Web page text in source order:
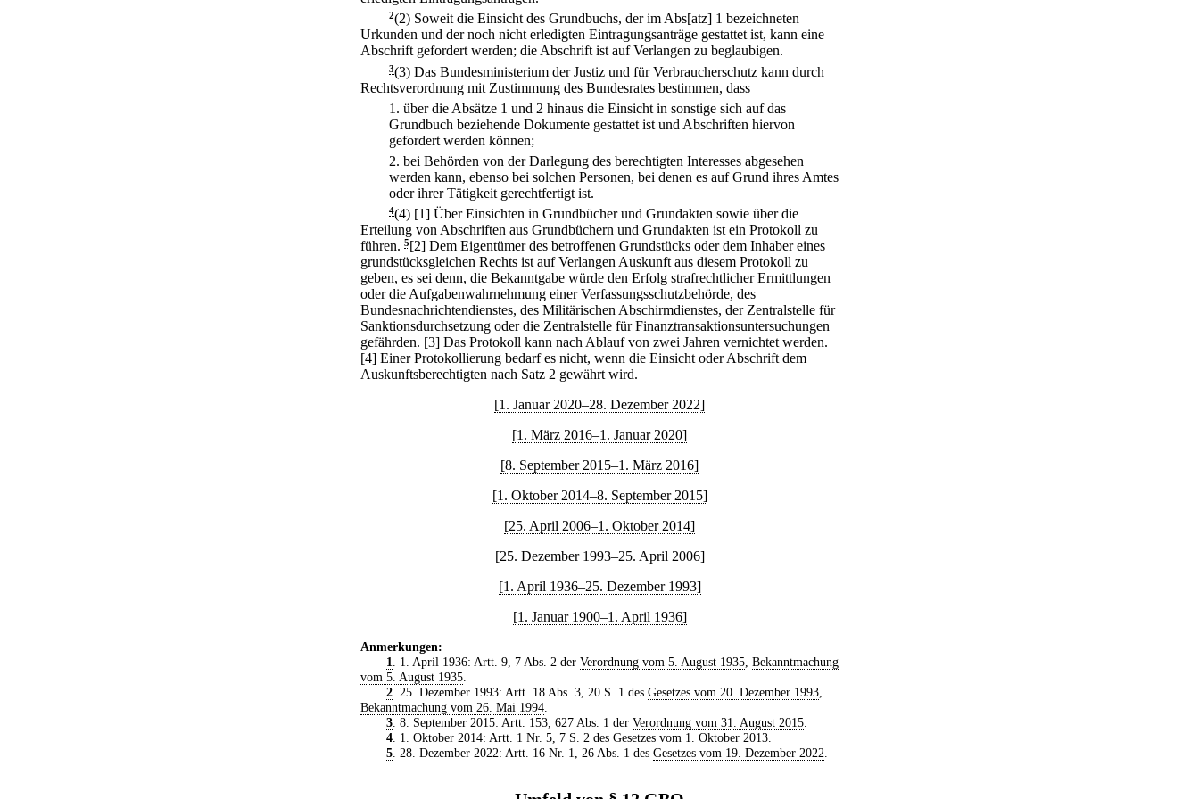
2(2) Soweit die Einsicht des Grundbuchs, der im Abs[atz] 1 bezeichneten
Urkunden und der noch nicht erledigten Eintragungsanträge gestattet ist, kann eine
Abschrift gefordert werden; die Abschrift ist auf Verlangen zu beglaubigen.
3(3) Das Bundesministerium der Justiz und für Verbraucherschutz kann durch
Rechtsverordnung mit Zustimmung des Bundesrates bestimmen, dass
1. über die Absätze 1 und 2 hinaus die Einsicht in sonstige sich auf das
Grundbuch beziehende Dokumente gestattet ist und Abschriften hiervon
gefordert werden können;
2. bei Behörden von der Darlegung des berechtigten Interesses abgesehen
werden kann, ebenso bei solchen Personen, bei denen es auf Grund ihres Amtes
oder ihrer Tätigkeit gerechtfertigt ist.
4(4) [1] Über Einsichten in Grundbücher und Grundakten sowie über die
Erteilung von Abschriften aus Grundbüchern und Grundakten ist ein Protokoll zu
führen. 5[2] Dem Eigentümer des betroffenen Grundstücks oder dem Inhaber eines
grundstücksgleichen Rechts ist auf Verlangen Auskunft aus diesem Protokoll zu
geben, es sei denn, die Bekanntgabe würde den Erfolg strafrechtlicher Ermittlungen
oder die Aufgabenwahrnehmung einer Verfassungsschutzbehörde, des
Bundesnachrichtendienstes, des Militärischen Abschirmdienstes, der Zentralstelle für
Sanktionsdurchsetzung oder die Zentralstelle für Finanztransaktionsuntersuchungen
gefährden. [3] Das Protokoll kann nach Ablauf von zwei Jahren vernichtet werden.
[4] Einer Protokollierung bedarf es nicht, wenn die Einsicht oder Abschrift dem
Auskunftsberechtigten nach Satz 2 gewährt wird.
[1. Januar 2020–28. Dezember 2022]
[1. März 2016–1. Januar 2020]
[8. September 2015–1. März 2016]
[1. Oktober 2014–8. September 2015]
[25. April 2006–1. Oktober 2014]
[25. Dezember 1993–25. April 2006]
[1. April 1936–25. Dezember 1993]
[1. Januar 1900–1. April 1936]
Anmerkungen:
1. 1. April 1936: Artt. 9, 7 Abs. 2 der Verordnung vom 5. August 1935, Bekanntmachung
vom 5. August 1935.
2. 25. Dezember 1993: Artt. 18 Abs. 3, 20 S. 1 des Gesetzes vom 20. Dezember 1993,
Bekanntmachung vom 26. Mai 1994.
3. 8. September 2015: Artt. 153, 627 Abs. 1 der Verordnung vom 31. August 2015.
4. 1. Oktober 2014: Artt. 1 Nr. 5, 7 S. 2 des Gesetzes vom 1. Oktober 2013.
5. 28. Dezember 2022: Artt. 16 Nr. 1, 26 Abs. 1 des Gesetzes vom 19. Dezember 2022.